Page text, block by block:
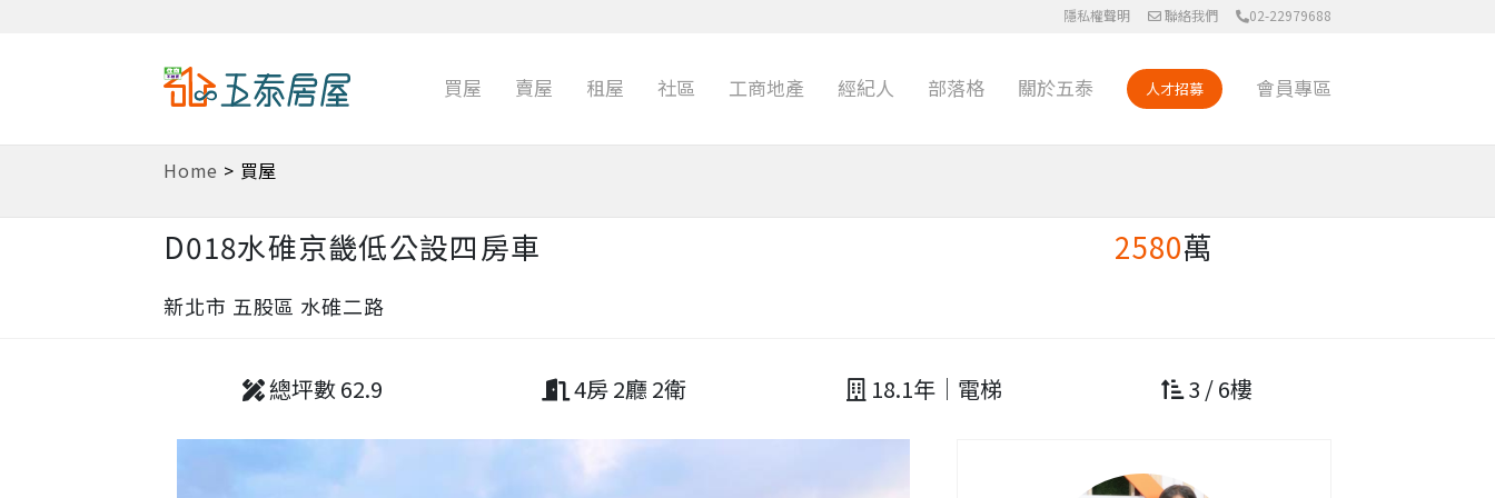
02-22979688
聯絡我們
隱私權聲明
會員專區
人才招募
關於五泰
部落格
經紀人
工商地產
社區
租屋
賣屋
買屋
Home > 買屋
D018水碓京畿低公設四房車
新北市 五股區 水碓二路
2580萬
總坪數 62.9 4房 2廳 2衛 18.1年｜電梯 3 / 6樓